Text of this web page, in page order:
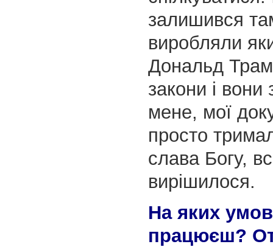
залишився
виробляли
Дональд
закони і вони
мене, мої
просто
слава Богу,
вирішилося.
На яких
працюєш?